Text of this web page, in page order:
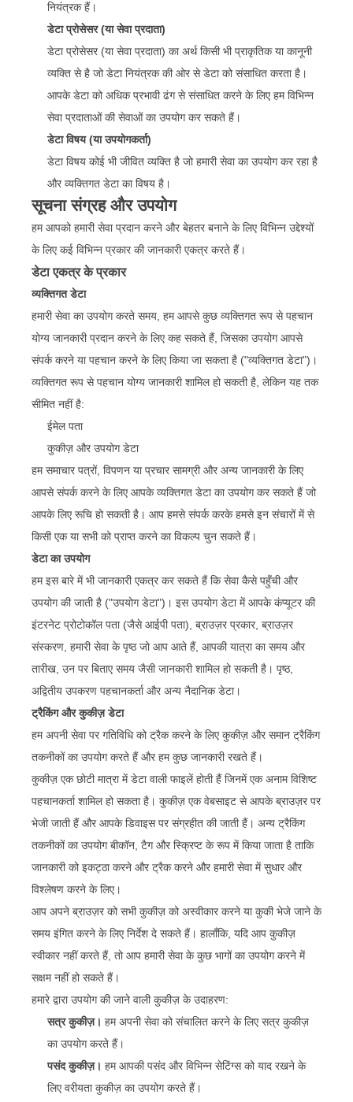
नियंत्रक हैं।
डेटा प्रोसेसर (या सेवा प्रदाता)
डेटा प्रोसेसर (या सेवा प्रदाता) का अर्थ किसी भी प्राकृतिक या कानूनी
व्यक्ति से है जो डेटा नियंत्रक की ओर से डेटा को संसाधित करता है।
आपके डेटा को अधिक प्रभावी ढंग से संसाधित करने के लिए हम विभिन्न
सेवा प्रदाताओं की सेवाओं का उपयोग कर सकते हैं।
डेटा विषय (या उपयोगकर्ता)
डेटा विषय कोई भी जीवित व्यक्ति है जो हमारी सेवा का उपयोग कर रहा है
और व्यक्तिगत डेटा का विषय है।
सूचना संग्रह और उपयोग
हम आपको हमारी सेवा प्रदान करने और बेहतर बनाने के लिए विभिन्न उद्देश्यों
के लिए कई विभिन्न प्रकार की जानकारी एकत्र करते हैं।
डेटा एकत्र के प्रकार
व्यक्तिगत डेटा
हमारी सेवा का उपयोग करते समय, हम आपसे कुछ व्यक्तिगत रूप से पहचान
योग्य जानकारी प्रदान करने के लिए कह सकते हैं, जिसका उपयोग आपसे
संपर्क करने या पहचान करने के लिए किया जा सकता है ("व्यक्तिगत डेटा")।
व्यक्तिगत रूप से पहचान योग्य जानकारी शामिल हो सकती है, लेकिन यह तक
सीमित नहीं है:
ईमेल पता
कुकीज़ और उपयोग डेटा
हम समाचार पत्रों, विपणन या प्रचार सामग्री और अन्य जानकारी के लिए
आपसे संपर्क करने के लिए आपके व्यक्तिगत डेटा का उपयोग कर सकते हैं जो
आपके लिए रूचि हो सकती है। आप हमसे संपर्क करके हमसे इन संचारों में से
किसी एक या सभी को प्राप्त करने का विकल्प चुन सकते हैं।
डेटा का उपयोग
हम इस बारे में भी जानकारी एकत्र कर सकते हैं कि सेवा कैसे पहुँची और
उपयोग की जाती है ("उपयोग डेटा")। इस उपयोग डेटा में आपके कंप्यूटर की
इंटरनेट प्रोटोकॉल पता (जैसे आईपी पता), ब्राउज़र प्रकार, ब्राउज़र
संस्करण, हमारी सेवा के पृष्ठ जो आप आते हैं, आपकी यात्रा का समय और
तारीख, उन पर बिताए समय जैसी जानकारी शामिल हो सकती है। पृष्ठ,
अद्वितीय उपकरण पहचानकर्ता और अन्य नैदानिक डेटा।
ट्रैकिंग और कुकीज़ डेटा
हम अपनी सेवा पर गतिविधि को ट्रैक करने के लिए कुकीज़ और समान ट्रैकिंग
तकनीकों का उपयोग करते हैं और हम कुछ जानकारी रखते हैं।
कुकीज़ एक छोटी मात्रा में डेटा वाली फाइलें होती हैं जिनमें एक अनाम विशिष्ट
पहचानकर्ता शामिल हो सकता है। कुकीज़ एक वेबसाइट से आपके ब्राउज़र पर
भेजी जाती हैं और आपके डिवाइस पर संग्रहीत की जाती हैं। अन्य ट्रैकिंग
तकनीकों का उपयोग बीकॉन, टैग और स्क्रिप्ट के रूप में किया जाता है ताकि
जानकारी को इकट्ठा करने और ट्रैक करने और हमारी सेवा में सुधार और
विश्लेषण करने के लिए।
आप अपने ब्राउज़र को सभी कुकीज़ को अस्वीकार करने या कुकी भेजे जाने के
समय इंगित करने के लिए निर्देश दे सकते हैं। हालाँकि, यदि आप कुकीज़
स्वीकार नहीं करते हैं, तो आप हमारी सेवा के कुछ भागों का उपयोग करने में
सक्षम नहीं हो सकते हैं।
हमारे द्वारा उपयोग की जाने वाली कुकीज़ के उदाहरण:
सत्र कुकीज़। हम अपनी सेवा को संचालित करने के लिए सत्र कुकीज़
का उपयोग करते हैं।
पसंद कुकीज़। हम आपकी पसंद और विभिन्न सेटिंग्स को याद रखने के
लिए वरीयता कुकीज़ का उपयोग करते हैं।